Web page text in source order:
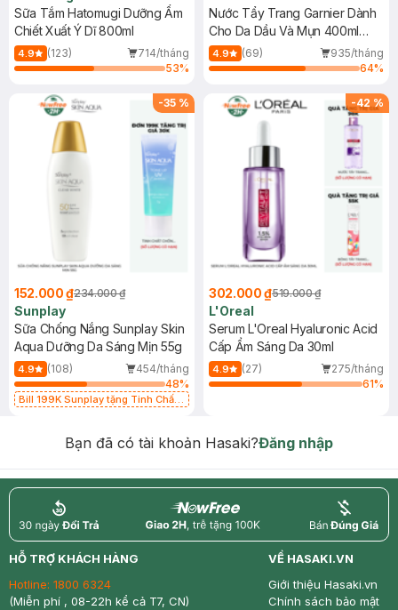
Sữa Tắm Hatomugi Dưỡng Ẩm
Chiết Xuất Ý Dĩ 800ml
4.9 (123)
714/tháng
53%
Nước Tẩy Trang Garnier Dành
Cho Da Dầu Và Mụn 400ml
(Mới)
4.9 (69)
935/tháng
64%
-35 %
152.000 ₫234.000 ₫
Sunplay
Sữa Chống Nắng Sunplay Skin
Aqua Dưỡng Da Sáng Mịn 55g
4.9 (108)
454/tháng
48%
Bill 199K Sunplay tặng Tinh Chất
-42 %
302.000 ₫519.000 ₫
L'Oreal
Serum L'Oreal Hyaluronic Acid
Cấp Ẩm Sáng Da 30ml
4.9 (27)
275/tháng
61%
Bạn đã có tài khoản Hasaki?Đăng nhập
return nowfree price
HỖ TRỢ KHÁCH HÀNG
Hotline: 1800 6324
(Miễn phí , 08-22h kể cả T7, CN)
VỀ HASAKI.VN
Giới thiệu Hasaki.vn
Chính sách bảo mật